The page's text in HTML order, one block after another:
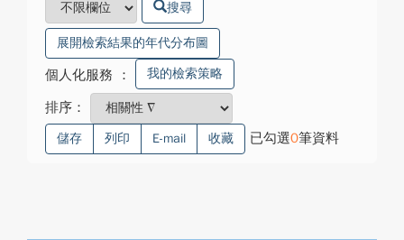
搜尋
展開檢索結果的年代分布圖
個人化服務 ： 我的檢索策略
排序：
儲存 列印 E-mail 收藏 已勾選0筆資料